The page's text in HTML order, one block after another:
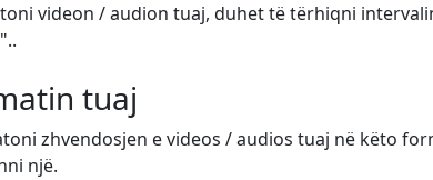
videon / audion tuaj, duhet të tërhiqni
tuaj
zhvendosjen e videos / audios tuaj në këto
një.